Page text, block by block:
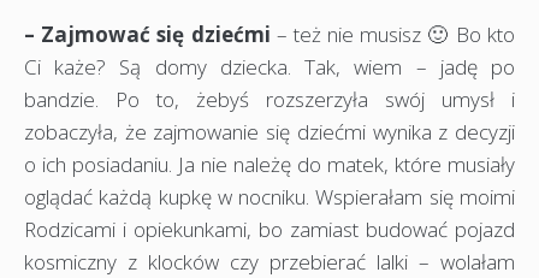
– Zajmować się dziećmi – też nie musisz 🙂 Bo kto
Ci każe? Są domy dziecka. Tak, wiem – jadę po
bandzie. Po to, żebyś rozszerzyła swój umysł i
zobaczyła, że zajmowanie się dziećmi wynika z decyzji
o ich posiadaniu. Ja nie należę do matek, które musiały
oglądać każdą kupkę w nocniku. Wspierałam się moimi
Rodzicami i opiekunkami, bo zamiast budować pojazd
kosmiczny z klocków czy przebierać lalki – wolałam